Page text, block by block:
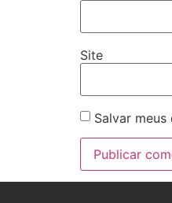
Site
Salvar